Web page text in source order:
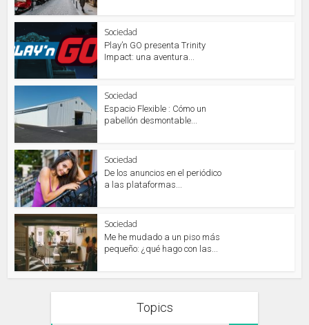
Sociedad
Play’n GO presenta Trinity
Impact: una aventura...
Sociedad
Espacio Flexible : Cómo un
pabellón desmontable...
Sociedad
De los anuncios en el periódico
a las plataformas...
Sociedad
Me he mudado a un piso más
pequeño: ¿qué hago con las...
Topics